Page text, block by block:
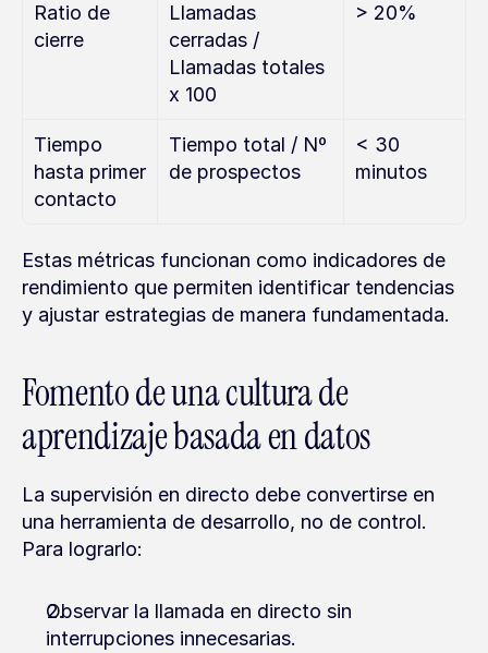
Ratio de
cierre
Llamadas
cerradas /
Llamadas totales
x 100
> 20%
Tiempo
hasta primer
contacto
Tiempo total / Nº
de prospectos
< 30
minutos
Estas métricas funcionan como indicadores de
rendimiento que permiten identificar tendencias
y ajustar estrategias de manera fundamentada.
Fomento de una cultura de
aprendizaje basada en datos
La supervisión en directo debe convertirse en
una herramienta de desarrollo, no de control.
Para lograrlo:
Observar la llamada en directo sin
interrupciones innecesarias.